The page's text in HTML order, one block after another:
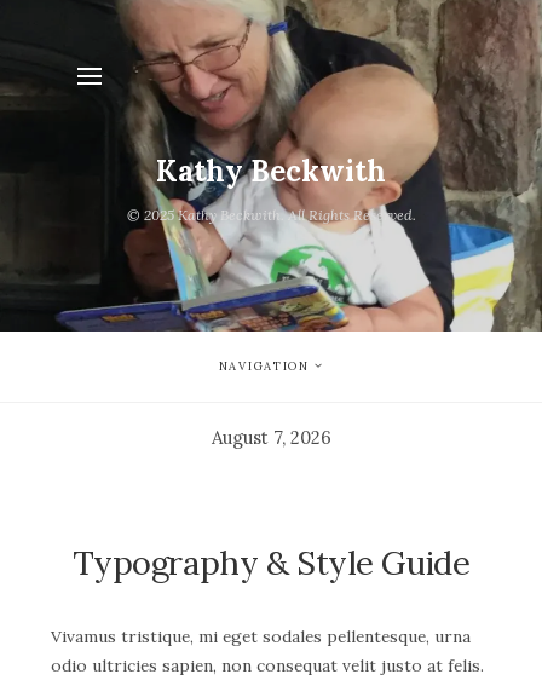
Kathy Beckwith
© 2025 Kathy Beckwith. All Rights Reserved.
NAVIGATION
August 7, 2026
Typography & Style Guide
Vivamus tristique, mi eget sodales pellentesque, urna
odio ultricies sapien, non consequat velit justo at felis.